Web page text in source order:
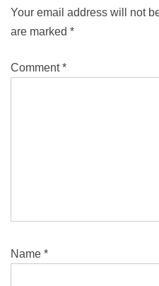
Your email address will not
are marked *
Comment*
Name *